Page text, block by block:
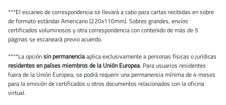
***El escaneo de correspondencia se llevará a cabo para cartas recibidas en sobre
de formato estándar Americano (220x110mm). Sobres grandes, envíos
certificados voluminosos y otra correspondencia con contenido de más de 5
páginas se escaneará previo acuerdo.
****La opciónsin permanenciaaplica exclusivamente a personas físicas o jurídicas
residentes en países miembros de la Unión Europea. Para usuarios residentes
fuera de la Unión Europea, se podrá requerir una permanencia mínima de 4 meses
para la emisión de certificados u otros documentos relacionados con la oficina
virtual.